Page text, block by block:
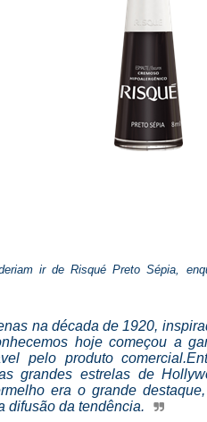
ir de Risqué Preto Sépia,
na década de 1920,
hoje começou a
pelo produto comercial.
grandes estrelas de
era o grande
difusão da tendência.